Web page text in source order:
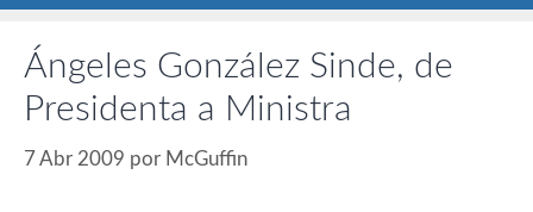
Ángeles González Sinde, de
Presidenta a Ministra
7 Abr 2009 por McGuffin